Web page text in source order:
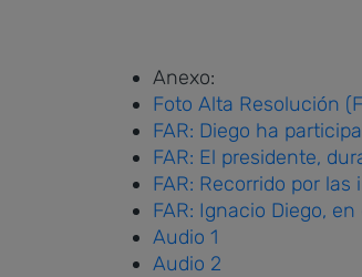
Anexo:
Foto Alta Resolución
FAR: Diego ha
FAR: El presidente,
FAR: Recorrido por las
FAR: Ignacio Diego,
Audio 1
Audio 2